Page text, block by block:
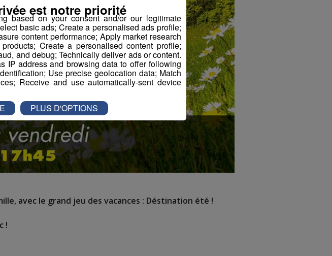
avec le grand jeu des vacances : Déstination été !
!
based on your consent and/or our legitimate
basic ads; Create a personalised ads profile;
content performance; Apply market research
Create a personalised content profile;
and debug; Technically deliver ads or content.
IP address and browsing data to offer following
Use precise geolocation data; Match
Receive and use automatically-sent device
est notre priorité
PLUS D'OPTIONS